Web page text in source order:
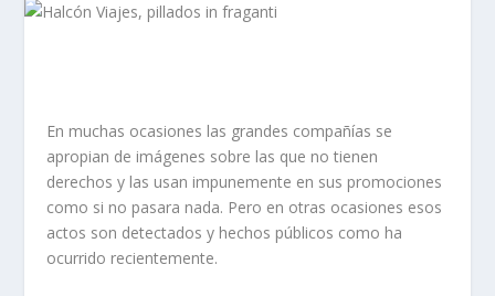
En muchas ocasiones las grandes compañías se
apropian de imágenes sobre las que no tienen
derechos y las usan impunemente en sus promociones
como si no pasara nada. Pero en otras ocasiones esos
actos son detectados y hechos públicos como ha
ocurrido recientemente.